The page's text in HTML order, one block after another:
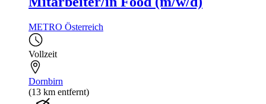
METRO Österreich
Vollzeit
Dornbirn
(13 km entfernt)